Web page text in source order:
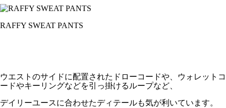
RAFFY SWEAT PANTS
ウエストのサイドに配置されたドローコードや、ウォレットコ
ードやキーリングなどを引っ掛けるループなど、
デイリーユースに合わせたディテールも気が利いています。